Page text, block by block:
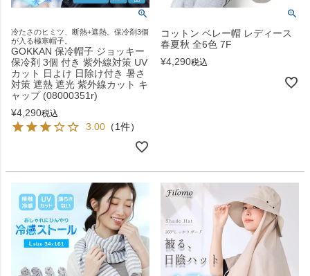
冷たさのヒミツ、断熱+遮熱。保冷剤3個
が入る極寒帽子。
GOKKAN 保冷帽子 ジョッキー
保冷剤 3個 付き 紫外線対策 UV
カット 日よけ 日除け付き 暑さ
対策 遮熱 遮光 紫外線カット キ
ャップ (08000351r)
¥4,290税込
3.00 （1件）
コットン ベレー帽 レディース
春夏秋 全6色 7F
¥4,290税込